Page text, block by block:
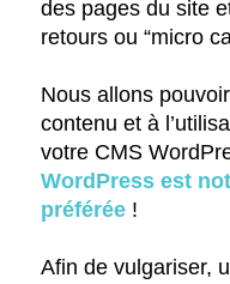
des pages du site
retours ou “micro
Nous allons
contenu et à
votre CMS
WordPress est
préférée!
Afin de vulgariser,